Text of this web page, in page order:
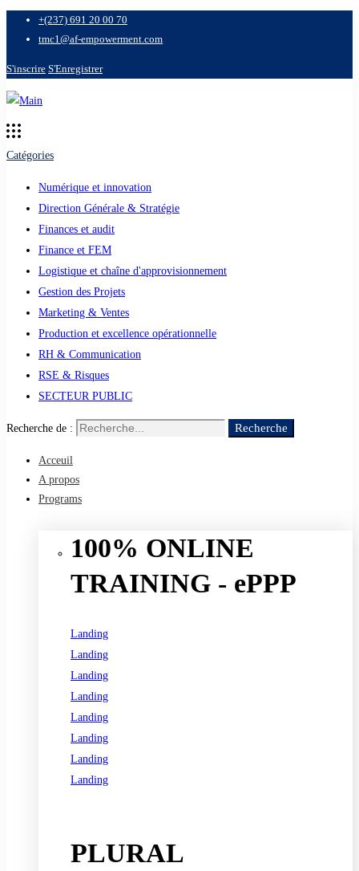
+(237) 691 20 00 70
tmc1@af-empowerment.com
S'inscrire S'Enregistrer
Catégories
Numérique et innovation
Direction Générale & Stratégie
Finances et audit
Finance et FEM
Logistique et chaîne d'approvisionnement
Gestion des Projets
Marketing & Ventes
Production et excellence opérationnelle
RH & Communication
RSE & Risques
SECTEUR PUBLIC
Recherche de : Recherche
Acceuil
A propos
Programs
100% ONLINE
TRAINING - ePPP
Landing
Landing
Landing
Landing
Landing
Landing
Landing
Landing
PLURAL